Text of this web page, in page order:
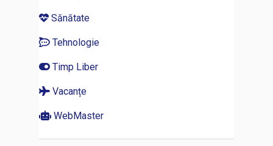
Sănătate
Tehnologie
Timp Liber
Vacanțe
WebMaster